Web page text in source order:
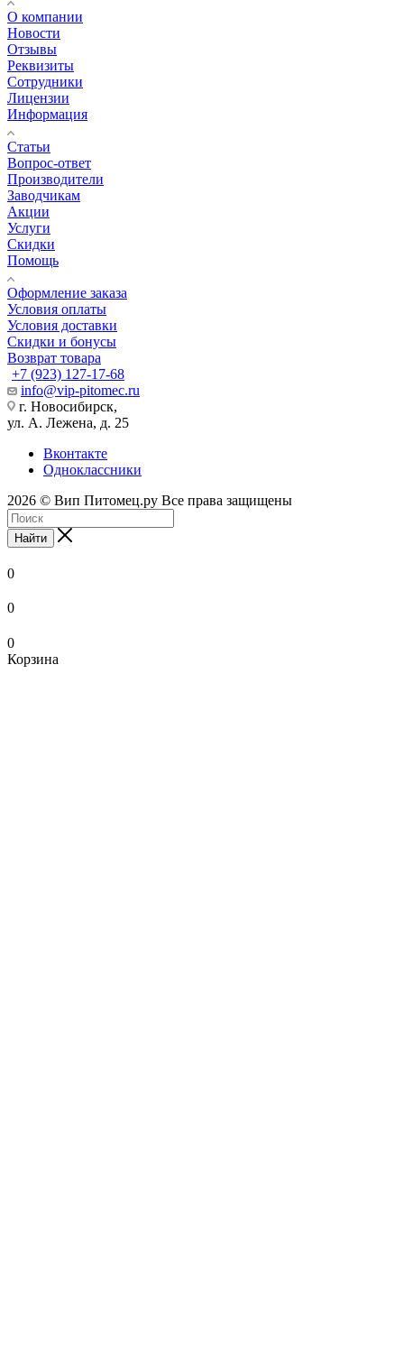
О компании
Новости
Отзывы
Реквизиты
Сотрудники
Лицензии
Информация
Статьи
Вопрос-ответ
Производители
Заводчикам
Акции
Услуги
Скидки
Помощь
Оформление заказа
Условия оплаты
Условия доставки
Скидки и бонусы
Возврат товара
+7 (923) 127-17-68
info@vip-pitomec.ru
г. Новосибирск,
ул. А. Лежена, д. 25
Вконтакте
Одноклассники
2026 © Вип Питомец.ру Все права защищены
Найти
0
0
0
Корзина